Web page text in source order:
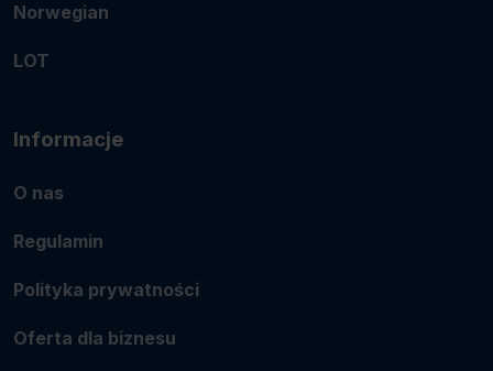
Norwegian
LOT
Informacje
O nas
Regulamin
Polityka prywatności
Oferta dla biznesu